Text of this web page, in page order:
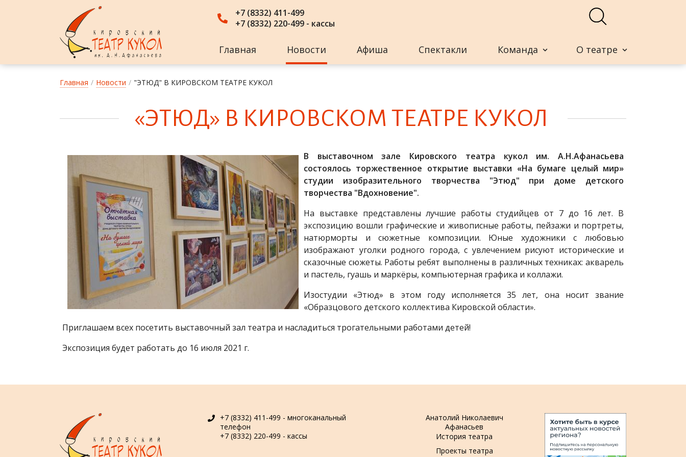
+7 (8332) 411-499
+7 (8332) 220-499 - кассы
Главная Новости Афиша Спектакли Команда О театре
Главная / Новости / "ЭТЮД" В КИРОВСКОМ ТЕАТРЕ КУКОЛ
«Э­ТЮД» В КИ­РОВ­СКОМ ТЕ­АТ­РЕ КУ­КОЛ
В выставочном зале Кировского театра кукол им. А.Н.Афанасьева
состоялось торжественное открытие выставки «На бумаге целый мир»
студии изобразительного творчества "Этюд" при доме детского
творчества "Вдохновение".
На выставке представлены лучшие работы студийцев от 7 до 16 лет. В
экспозицию вошли графические и живописные работы, пейзажи и портреты,
натюрморты и сюжетные композиции. Юные художники с любовью
изображают уголки родного города, с увлечением рисуют исторические и
сказочные сюжеты. Работы ребят выполнены в различных техниках: акварель
и пастель, гуашь и маркёры, компьютерная графика и коллажи.
Изостудии «Этюд» в этом году исполняется 35 лет, она носит звание
«Образцового детского коллектива Кировской области».
Приглашаем всех посетить выставочный зал театра и насладиться трогательными работами детей!
Экспозиция будет работать до 16 июля 2021 г.
+7 (8332) 411-499 - многоканальный
телефон
+7 (8332) 220-499 - кассы
Анатолий Николаевич
Афанасьев
История театра
Проекты театра